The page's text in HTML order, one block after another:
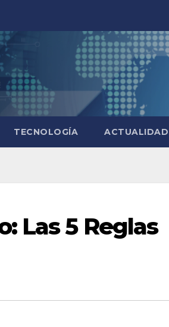
TECNOLOGÍA ACTUALIDAD
Las 5 Reglas